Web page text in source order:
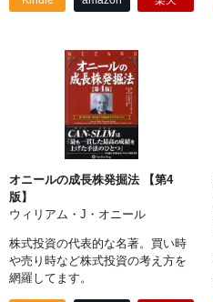
オニールの成長株発掘法 【第4
版】
ウィリアム・J・オニール
株式投資の代表的な名著。買い時
や売り時など株式投資の考え方を
網羅してます。